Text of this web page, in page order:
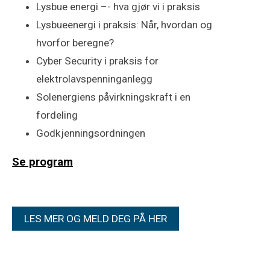
Lysbue energi –- hva gjør vi i praksis
Lysbueenergi i praksis: Når, hvordan og
hvorfor beregne?
Cyber Security i praksis for
elektrolavspenninganlegg
Solenergiens påvirkningskraft i en
fordeling
Godkjenningsordningen
Se program
LES MER OG MELD DEG PÅ HER